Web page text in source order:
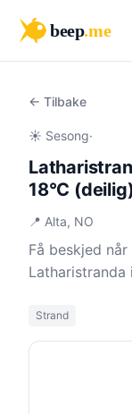
beep.me
← Tilbake
☀️ Sesong·
18°C
📍 Alta, NO
Få beskjed
Latharistranda
Strand